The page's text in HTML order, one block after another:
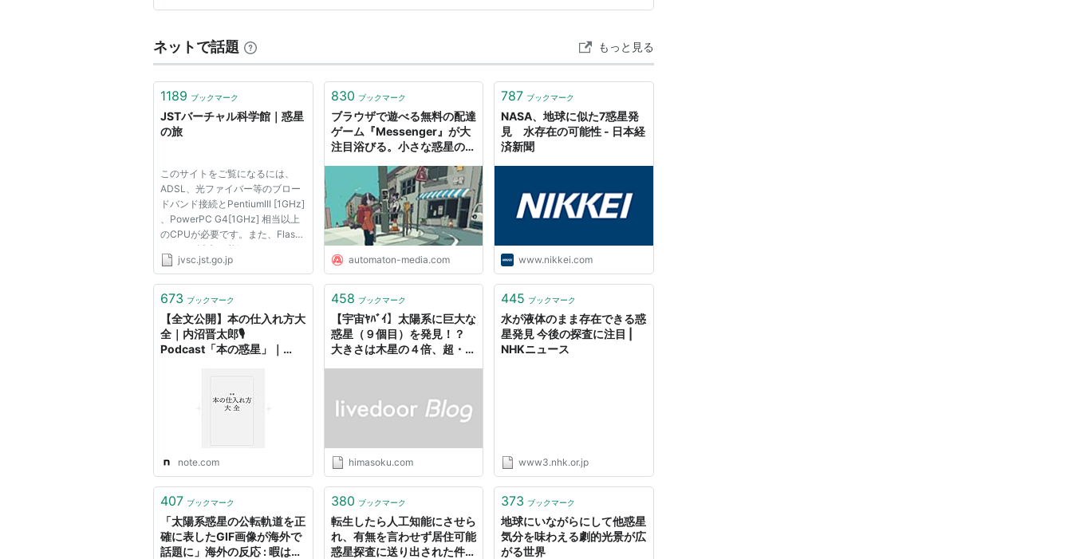
に惑星となる。さらに、
の天体の中か
ら、「惑星」に分類されるものが出る可能性がある。一方、惑星の周りを回る天体で、
その共通重心が惑星内にあるものは「衛星」と呼ぶため、冥王星よりも大きい月やガニ
メデなどの衛星は、これまで通り衛星の立場に留まることになる。
1900年までに発見されていた水星から海王星までの8惑星を「Classical Planets」
小惑星帯で最大の大きさを持つ小惑星セレスを「Dwarf Planet」
冥王星に代表されるエッジワース・カイパーベルト天体を「Plutons」
と呼称することが提案されていた(日本語名称は未定)。
決定した新たな惑星の定義
協議の結果、太陽系の惑星とは、以下の条件を満たす天体であることに決定した。
十分大きな質量を持つために、自己重力が固体に働く他の力を上回って静水圧平衡に
従った形状(ほとんど球状の形)をしている
その軌道の近くにいた他の天体を掃き散らすか飲み込んでしまい、それだけが圧倒的
に大きくなっている
この定義に従うと、太陽系の惑星は水星・金星・地球・火星・木星・土星・天王星・海
が征服によって作り上げた魅力的な巨大帝国に流…
ネットで話題 もっと見る
1189 ブックマーク
JSTバーチャル科学館｜惑星
の旅
このサイトをご覧になるには、
ADSL、光ファイバー等のブロー
ドバンド接続とPentiumIII [1GHz]
、PowerPC G4[1GHz] 相当以上
のCPUが必要です。また、Flash
Player 7以上が必須となります。
jvsc.jst.go.jp
830 ブックマーク
ブラウザで遊べる無料の配達
ゲーム『Messenger』が大
注目浴びる。小さな惑星の小
AUTOMATON
automaton-media.com
787 ブックマーク
NASA、地球に似た7惑星発
見 水存在の可能性 - 日本経
済新聞
www.nikkei.com
673 ブックマーク
【全文公開】本の仕入れ方大
全｜内沼晋太郎🎙
Podcast「本の惑星」｜
note.com
458 ブックマーク
【宇宙ﾔﾊﾞｲ】太陽系に巨大な
惑星（９個目）を発見！？
大きさは木星の４倍、超・遠
himasoku.com
445 ブックマーク
水が液体のまま存在できる惑
星発見 今後の探査に注目 |
NHKニュース
www3.nhk.or.jp
407 ブックマーク
「太陽系惑星の公転軌道を正
確に表したGIF画像が海外で
話題に」海外の反応 : 暇は無
380 ブックマーク
転生したら人工知能にさせら
れ、有無を言わせず居住可能
惑星探査に送り出された件
373 ブックマーク
地球にいながらにして他惑星
気分を味わえる劇的光景が広
がる世界